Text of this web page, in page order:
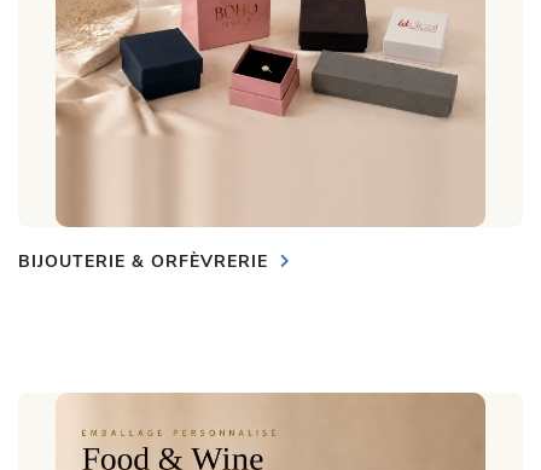
BIJOUTERIE & ORFÈVRERIE